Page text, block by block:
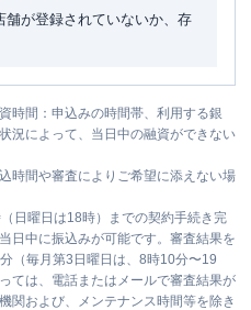
が登録されていないか、存
時間：申込みの時間帯、利用する銀
況によって、当日中の融資ができない
時間や審査によりご希望に添えない場
日曜日は18時）までの契約手続き完
日中に振込みが可能です。審査結果を
（毎月第3日曜日は、8時10分〜19
ては、電話またはメールで審査結果が
関および、メンテナンス時間等を除き